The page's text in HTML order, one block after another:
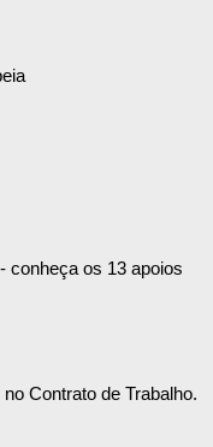
conheça os 13 apoios
Contrato de Trabalho.